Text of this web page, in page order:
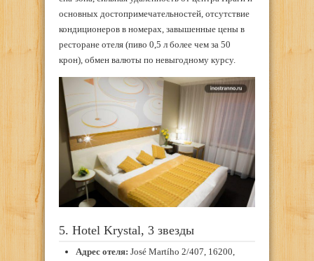
основных достопримечательностей, отсутствие
кондиционеров в номерах, завышенные цены в
ресторане отеля (пиво 0,5 л более чем за 50
крон), обмен валюты по невыгодному курсу.
5. Hotel Krystal, 3 звезды
Адрес отеля: José Martího 2/407, 16200,